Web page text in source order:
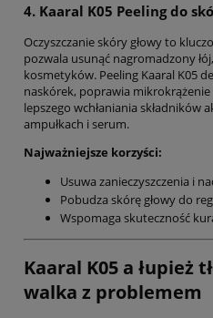
4. Kaaral K05 Peeling do
Oczyszczanie skóry głowy to
pozwala usunąć nagromadzony
kosmetyków. Peeling Kaaral K05
naskórek, poprawia
lepszego wchłaniania składników
ampułkach i serum.
Najważniejsze korzyści:
Usuwa zanieczyszczenia i
Pobudza skórę głowy do
Wspomaga skuteczność
Kaaral K05 a łupież
walka z problemem